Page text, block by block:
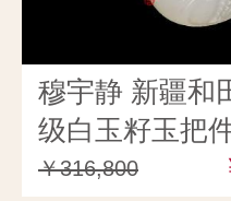
穆宇静 新疆和
级白玉籽玉把
51克
￥316,800